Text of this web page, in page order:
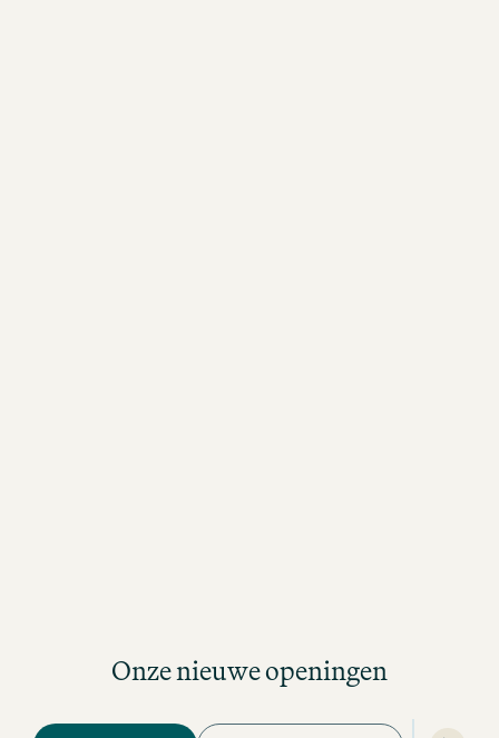
Onze nieuwe openingen